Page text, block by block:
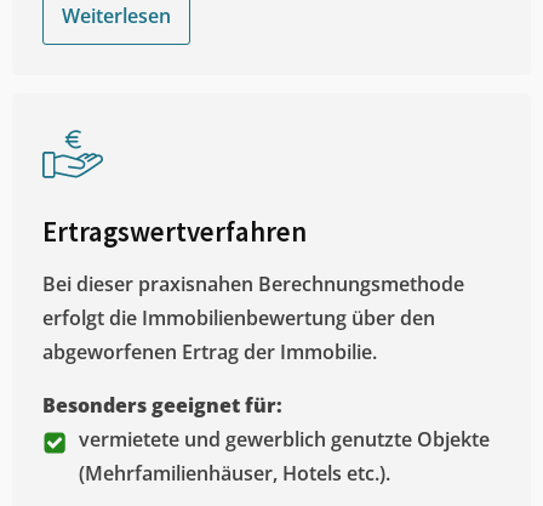
Weiterlesen
Ertragswertverfahren
Bei dieser praxisnahen Berechnungsmethode
erfolgt die Immobilienbewertung über den
abgeworfenen Ertrag der Immobilie.
Besonders geeignet für:
vermietete und gewerblich genutzte Objekte
(Mehrfamilienhäuser, Hotels etc.).